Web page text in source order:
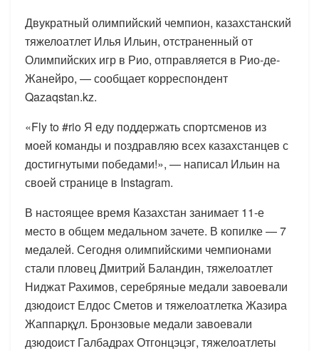
Двукратный олимпийский чемпион, казахстанский
тяжелоатлет Илья Ильин, отстраненный от
Олимпийских игр в Рио, отправляется в Рио-де-
Жанейро, — сообщает корреспондент
Qazaqstan.kz.
«Fly to #rio Я еду поддержать спортсменов из
моей команды и поздравляю всех казахстанцев с
достигнутыми победами!», — написал Ильин на
своей странице в Instagram.
В настоящее время Казахстан занимает 11-е
место в общем медальном зачете. В копилке — 7
медалей. Сегодня олимпийскими чемпионами
стали пловец Дмитрий Баландин, тяжелоатлет
Ниджат Рахимов, серебряные медали завоевали
дзюдоист Елдос Сметов и тяжелоатлетка Жазира
Жаппарқұл. Бронзовые медали завоевали
дзюдоист Галбадрах Отгонцэцэг, тяжелоатлеты